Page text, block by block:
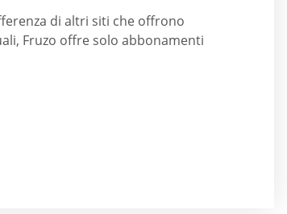
di altri siti che offrono
Fruzo offre solo abbonamenti